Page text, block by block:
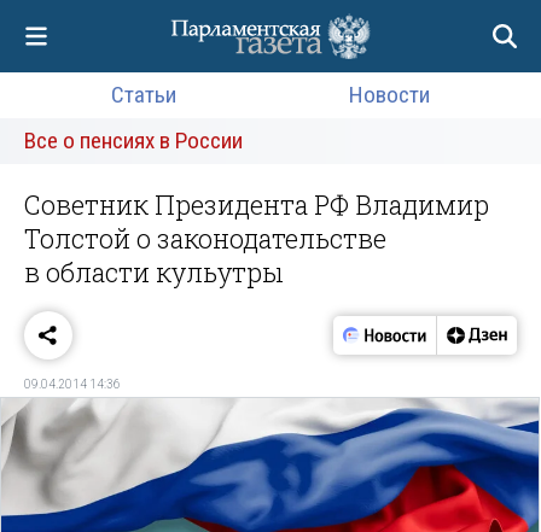
Статьи
Новости
Все о пенсиях в России
Советник Президента РФ Владимир
Толстой о законодательстве
в области кульутры
09.04.2014 14:36